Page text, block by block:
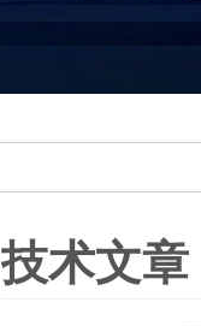
技术文章